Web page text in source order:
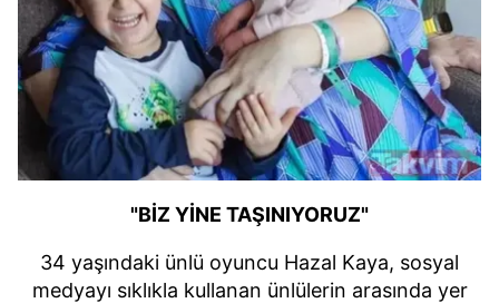
ilgili mevzuata uygun olarak kullanılan çerezlerle ilgili bilgi
almak için lütfentıklayınız.
"BİZ YİNE TAŞINIYORUZ"
34 yaşındaki ünlü oyuncu Hazal Kaya, sosyal
medyayı sıklıkla kullanan ünlülerin arasında yer